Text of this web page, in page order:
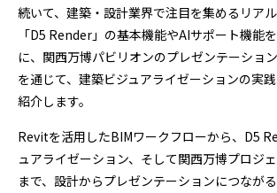
続いて、建築・設計業界で注目を集めるリア
「D5 Render」の基本機能やAIサポート機能
に、関西万博パビリオンのプレゼンテーショ
を通じて、建築ビジュアライゼーションの実
紹介します。
Revitを活用したBIMワークフローから、D5
ュアライゼーション、そして関西万博プロジ
まで、設計からプレゼンテーションにつなが